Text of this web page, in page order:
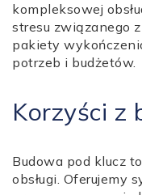
kompleksowej
stresu związanego
pakiety
potrzeb i budżetów.
Korzyści z
Budowa pod klucz
obsługi. Oferujemy